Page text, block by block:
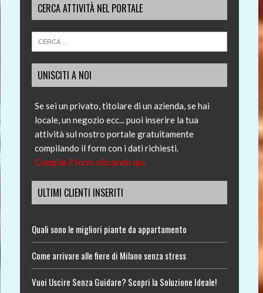
CERCA ATTIVITÀ NEL PORTALE
UNISCITI A NOI
Se sei un privato, titolare di un azienda, se hai
locale, un negozio ecc... puoi inserire la tua
attività sul nostro portale gratuitamente
compilando il form con i dati richiesti.
Compila il form cliccando qui
ULTIMI CLIENTI INSERITI
Quali sono le migliori piante da appartamento
Come arrivare alle fiere di Milano senza stress
Vuoi Uscire Senza Guidare? Scopri la Soluzione Ideale!